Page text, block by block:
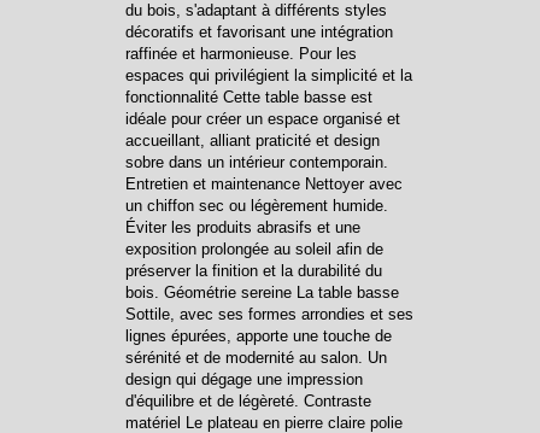
du bois, s'adaptant à différents styles
décoratifs et favorisant une intégration
raffinée et harmonieuse. Pour les
espaces qui privilégient la simplicité et la
fonctionnalité Cette table basse est
idéale pour créer un espace organisé et
accueillant, alliant praticité et design
sobre dans un intérieur contemporain.
Entretien et maintenance Nettoyer avec
un chiffon sec ou légèrement humide.
Éviter les produits abrasifs et une
exposition prolongée au soleil afin de
préserver la finition et la durabilité du
bois. Géométrie sereine La table basse
Sottile, avec ses formes arrondies et ses
lignes épurées, apporte une touche de
sérénité et de modernité au salon. Un
design qui dégage une impression
d'équilibre et de légèreté. Contraste
matériel Le plateau en pierre claire polie